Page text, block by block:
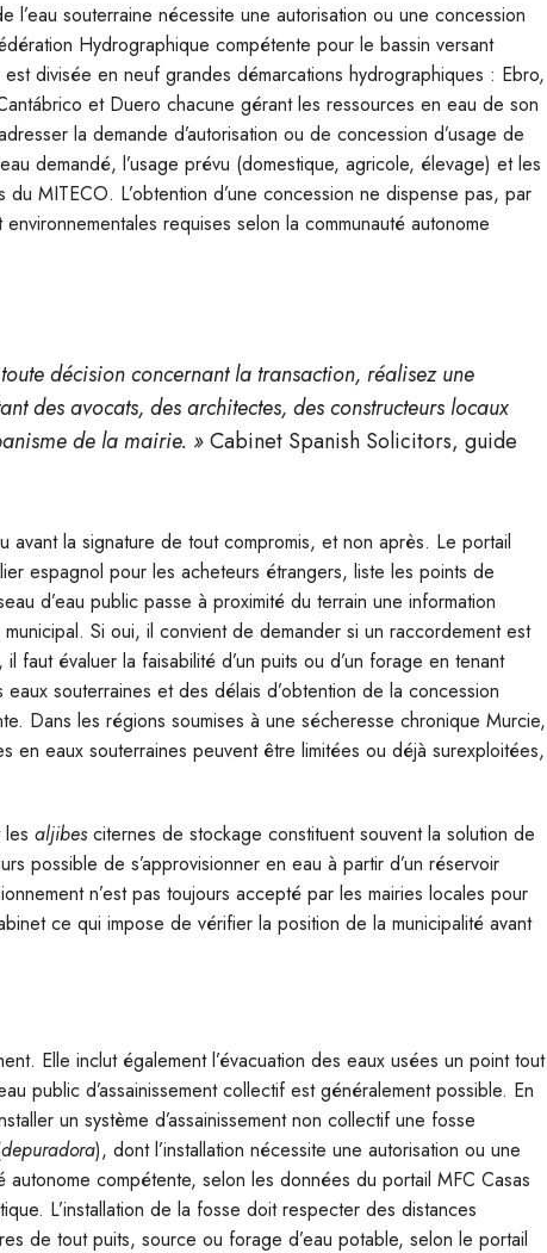
souterraine nécessite une autorisation ou une concession
Hydrographique compétente pour le bassin versant
divisée en neuf grandes démarcations hydrographiques : Ebro,
et Duero chacune gérant les ressources en eau de son
la demande d’autorisation ou de concession d’usage de
demandé, l’usage prévu (domestique, agricole, élevage) et les
MITECO. L’obtention d’une concession ne dispense pas, par
requises selon la communauté autonome
décision concernant la transaction, réalisez une
des avocats, des architectes, des constructeurs locaux
de la mairie. »Cabinet Spanish Solicitors, guide
avant la signature de tout compromis, et non après. Le portail
espagnol pour les acheteurs étrangers, liste les points de
d’eau public passe à proximité du terrain une information
Si oui, il convient de demander si un raccordement est
faut évaluer la faisabilité d’un puits ou d’un forage en tenant
souterraines et des délais d’obtention de la concession
Dans les régions soumises à une sécheresse chronique Murcie,
en eaux souterraines peuvent être limitées ou déjà surexploitées,
aljibesciternes de stockage constituent souvent la solution de
possible de s’approvisionner en eau à partir d’un réservoir
n’est pas toujours accepté par les mairies locales pour
ce qui impose de vérifier la position de la municipalité avant
Elle inclut également l’évacuation des eaux usées un point tout
public d’assainissement collectif est généralement possible. En
un système d’assainissement non collectif une fosse
depuradora), dont l’installation nécessite une autorisation ou une
compétente, selon les données du portail MFC Casas
L’installation de la fosse doit respecter des distances
de tout puits, source ou forage d’eau potable, selon le portail